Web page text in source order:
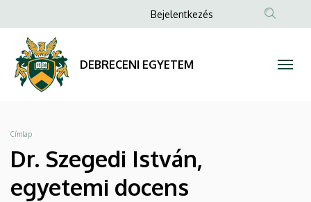
Szegedi
István,
egyetemi
docens
DEBRECENI
a
tartalomra
Anonim
menüje
Bejelentkezés
DEBRECENI EGYETEM
Morzsa
Címlap
Dr. Szegedi István,
egyetemi docens